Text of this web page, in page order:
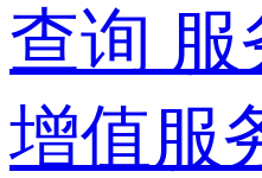
查询 服
增值服